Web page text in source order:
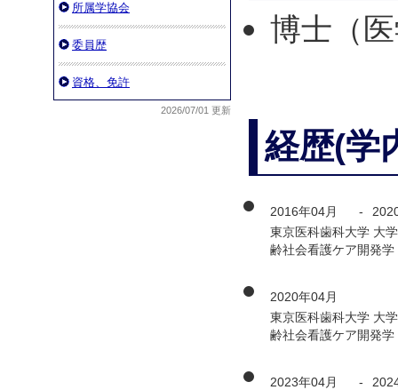
所属学協会
委員歴
資格、免許
2026/07/01 更新
博士（
経歴(学
2016年04月 -
東京医科歯科大学 大
齢社会看護ケア開発
2020年04月
東京医科歯科大学 大
齢社会看護ケア開発
2023年04月 -